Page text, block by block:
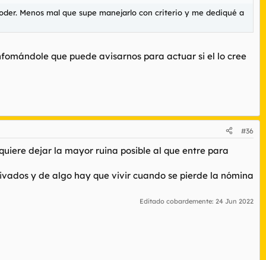
Menos mal que supe manejarlo con criterio y me dediqué a
que puede avisarnos para actuar si el lo cree
#36
dejar la mayor ruina posible al que entre para
y de algo hay que vivir cuando se pierde la nómina
Editado cobardemente: 24 Jun 2022